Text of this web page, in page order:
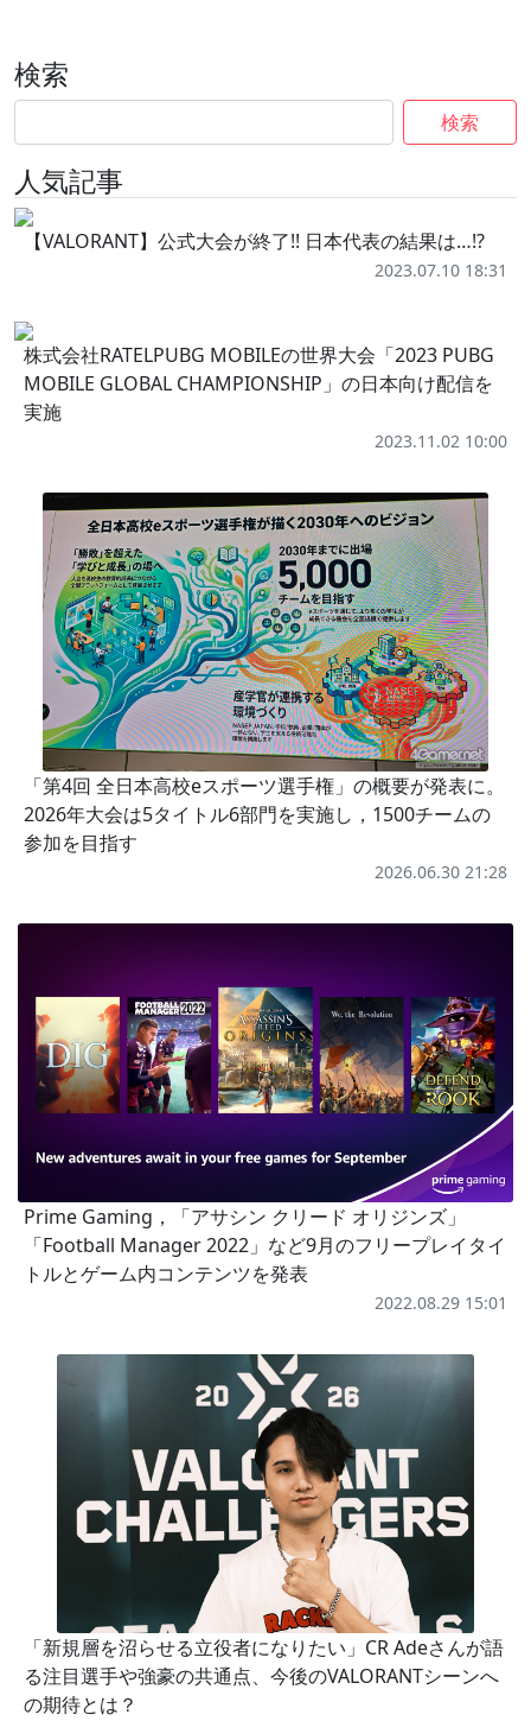
検索
検索
人気記事
【VALORANT】公式大会が終了!! 日本代表の結果は…!?
2023.07.10 18:31
株式会社RATELPUBG MOBILEの世界大会「2023 PUBG
MOBILE GLOBAL CHAMPIONSHIP」の日本向け配信を
実施
2023.11.02 10:00
「第4回 全日本高校eスポーツ選手権」の概要が発表に。
2026年大会は5タイトル6部門を実施し，1500チームの
参加を目指す
2026.06.30 21:28
Prime Gaming，「アサシン クリード オリジンズ」
「Football Manager 2022」など9月のフリープレイタイ
トルとゲーム内コンテンツを発表
2022.08.29 15:01
「新規層を沼らせる立役者になりたい」CR Adeさんが語
る注目選手や強豪の共通点、今後のVALORANTシーンへ
の期待とは？